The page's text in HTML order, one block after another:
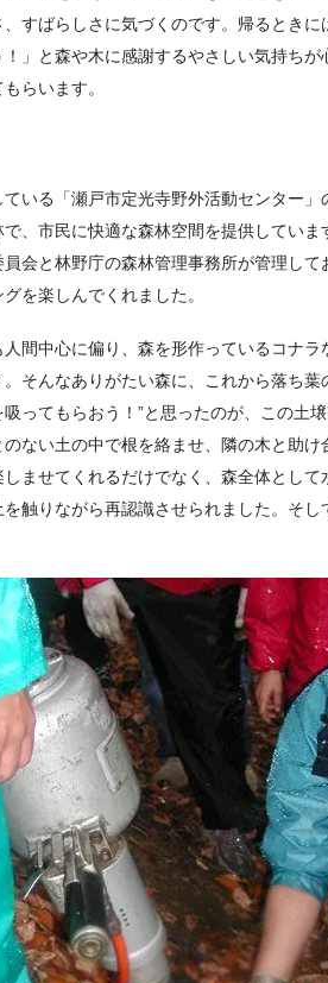
すばらしさに気づくのです。帰るときに
！」と森や木に感謝するやさしい気持ちが
らいます。
いる「瀬戸市定光寺野外活動センター
、市民に快適な森林空間を提供していま
会と林野庁の森林管理事務所が管理し
を楽しんでくれました。
間中心に偏り、森を形作っているコナ
そんなありがたい森に、これから落ち
ってもらおう！”と思ったのが、この土壌
ない土の中で根を絡ませ、隣の木と助
ませてくれるだけでなく、森全体とし
触りながら再認識させられました。そ